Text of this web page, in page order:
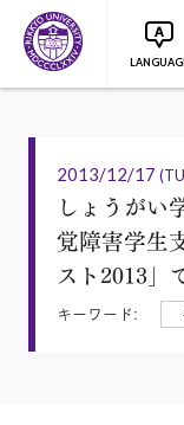
2013/12/17
しょうがい
覚障害学生
スト2013」
キーワード: